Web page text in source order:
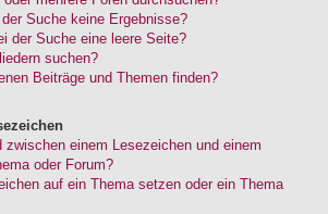
Suche keine Ergebnisse?
der Suche eine leere Seite?
suchen?
Beiträge und Themen finden?
einem Lesezeichen und einem
oder Forum?
auf ein Thema setzen oder ein Thema